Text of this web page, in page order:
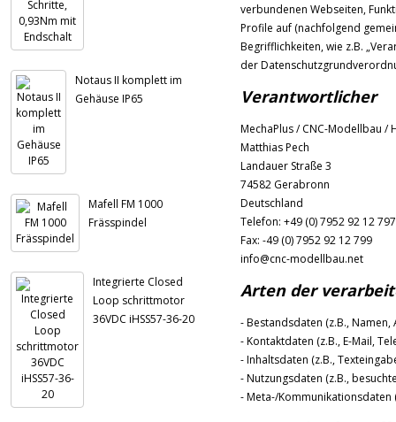
Notaus II komplett im
Gehäuse IP65
Mafell FM 1000
Frässpindel
Integrierte Closed
Loop schrittmotor
36VDC iHSS57-36-20
verbundenen Webseiten,
Profile auf (nachfolgend
Begrifflichkeiten, wie z.B.
der
Verantwortlicher
MechaPlus / CNC-Modellbau /
Matthias Pech
Landauer Straße 3
74582 Gerabronn
Deutschland
Telefon: +49 (0) 7952 92 12
Fax: -49 (0) 7952 92 12 799
info@cnc-modellbau.net
Arten der
- Bestandsdaten (z.B., Namen,
- Kontaktdaten (z.B., E-Mail,
- Inhaltsdaten (z.B.,
- Nutzungsdaten (z.B.,
- Meta-/Kommunikationsdaten